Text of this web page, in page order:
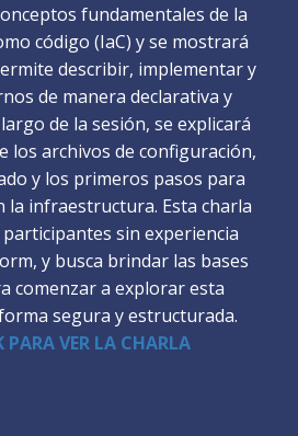
fundamentales de la
código (IaC) y se mostrará
describir, implementar y
de manera declarativa y
de la sesión, se explicará
los archivos de configuración,
y los primeros pasos para
la infraestructura. Esta charla
sin experiencia
y busca brindar las bases
comenzar a explorar esta
segura y estructurada.
PARA VER LA CHARLA